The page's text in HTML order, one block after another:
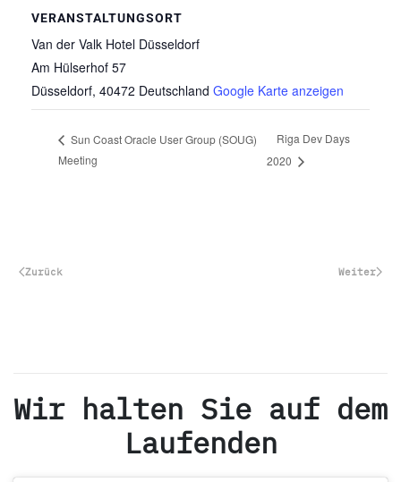
VERANSTALTUNGSORT
Van der Valk Hotel Düsseldorf
Am Hülserhof 57
Düsseldorf, 40472 Deutschland Google Karte anzeigen
Sun Coast Oracle User Group (SOUG)
Meeting
Riga Dev Days
2020
Zurück Weiter
Wir halten Sie auf dem
Laufenden